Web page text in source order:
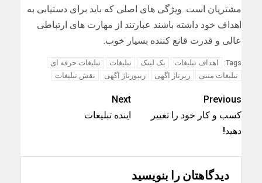
مشتریان است. ویژگی های اصلی که باید برای دستیابی به
اهداف خود داشته باشند عبارتند از مهارت های ارتباطی
عالی و قدرت قانع کننده بسیار خوب.
Tags: اهداف تبلیغات بک لینک تبلیغات
تبلیغات حرفه ای
تبلیغات متنی
رپرتاژ اگهی ریپورتاژ اگهی نقش تبلیغات
Previous
کسب و کار خود را تغییر
دهید!
Next
اینده تبلیغات
دیدگاهتان را بنویسید